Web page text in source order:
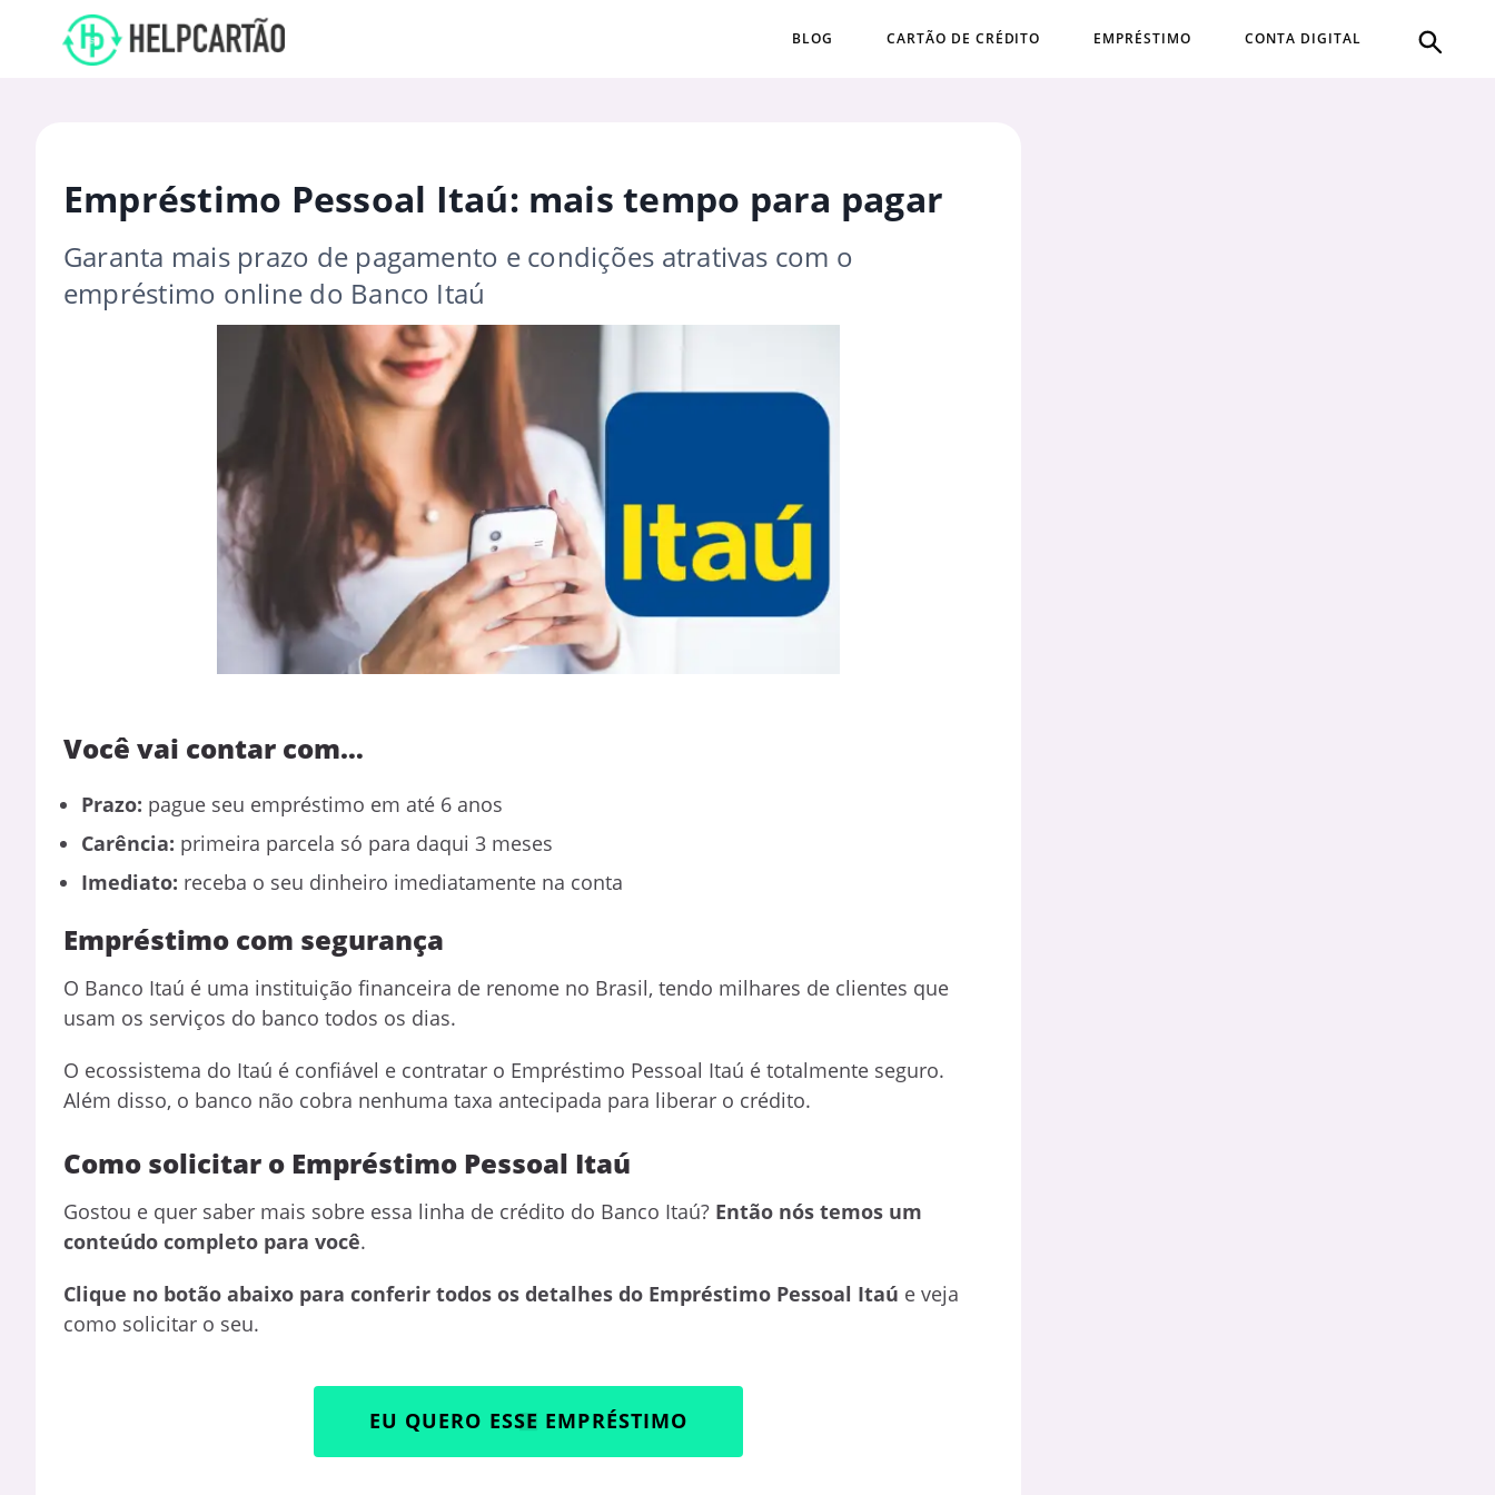
BLOG CARTÃO DE CRÉDITO EMPRÉSTIMO CONTA DIGITAL
Empréstimo Pessoal Itaú: mais tempo para pagar
Garanta mais prazo de pagamento e condições atrativas com o
empréstimo online do Banco Itaú
Você vai contar com…
Prazo: pague seu empréstimo em até 6 anos
Carência: primeira parcela só para daqui 3 meses
Imediato: receba o seu dinheiro imediatamente na conta
Empréstimo com segurança
O Banco Itaú é uma instituição financeira de renome no Brasil, tendo milhares de clientes que
usam os serviços do banco todos os dias.
O ecossistema do Itaú é confiável e contratar o Empréstimo Pessoal Itaú é totalmente seguro.
Além disso, o banco não cobra nenhuma taxa antecipada para liberar o crédito.
Como solicitar o Empréstimo Pessoal Itaú
Gostou e quer saber mais sobre essa linha de crédito do Banco Itaú? Então nós temos um
conteúdo completo para você.
Clique no botão abaixo para conferir todos os detalhes do Empréstimo Pessoal Itaú e veja
como solicitar o seu.
EU QUERO ESSE EMPRÉSTIMO